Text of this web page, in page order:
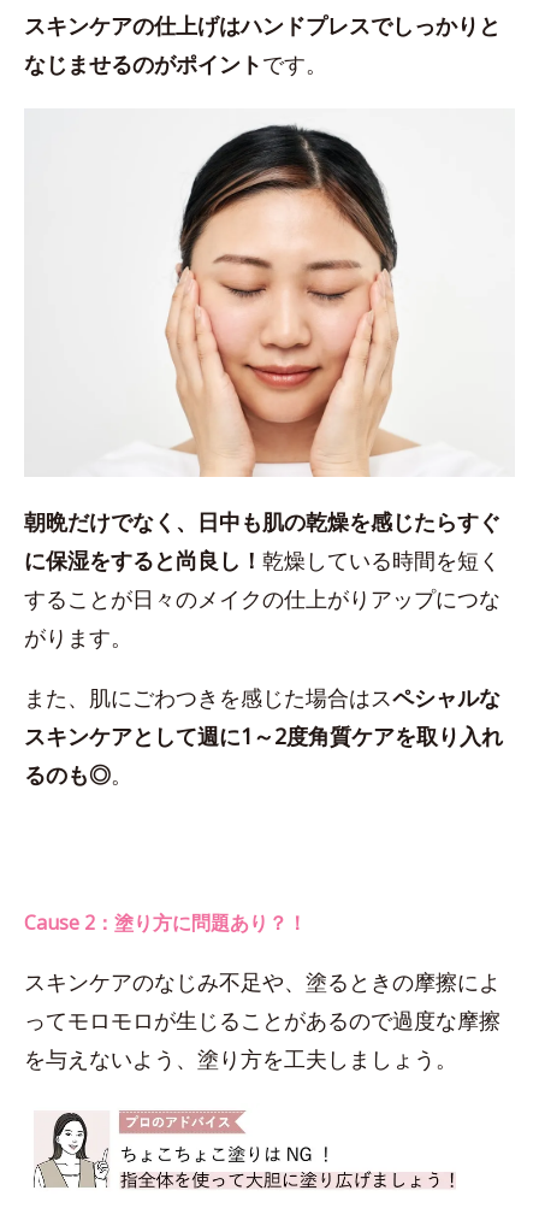
スキンケアの仕上げはハンドプレスでしっかりと
なじませるのがポイントです。
朝晩だけでなく、日中も肌の乾燥を感じたらすぐ
に保湿をすると尚良し！ 乾燥している時間を短く
することが日々のメイクの仕上がりアップにつな
がります。
また、肌にごわつきを感じた場合はスペシャルな
スキンケアとして週に1～2度角質ケアを取り入れ
るのも◎。
Cause 2：塗り方に問題あり？！
スキンケアのなじみ不足や、塗るときの摩擦によ
ってモロモロが生じることがあるので過度な摩擦
を与えないよう、塗り方を工夫しましょう。